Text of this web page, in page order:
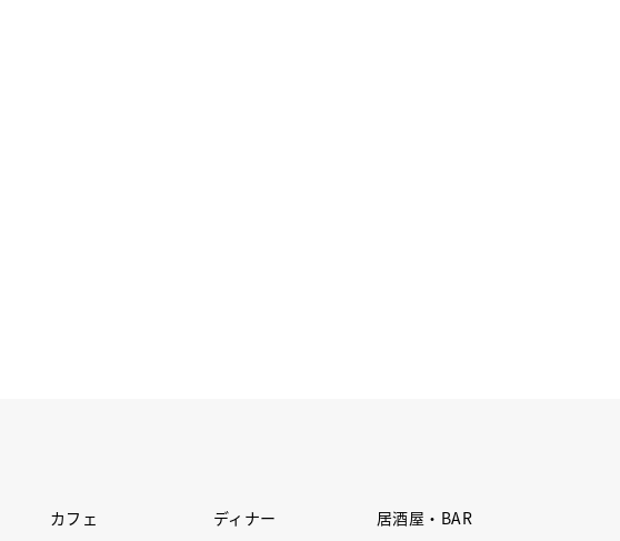
カフェ ディナー
居酒屋・BAR